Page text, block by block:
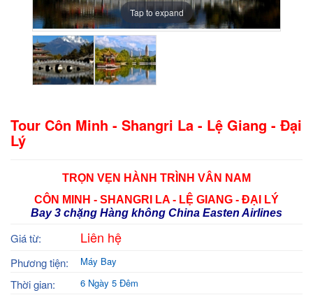
Tap to expand
Tap to expand
Tour Côn Minh - Shangri La - Lệ Giang - Đại
Lý
TRỌN VẸN HÀNH TRÌNH VÂN NAM
CÔN MINH - SHANGRI LA - LỆ GIANG - ĐẠI LÝ
Bay 3 chặng Hàng không China Easten Airlines
Giá từ: Liên hệ
Phương tiện: Máy Bay
Thời gian: 6 Ngày 5 Đêm